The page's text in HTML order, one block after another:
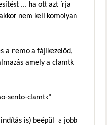
... ha ott azt írja
nem kell komolyan
a nemo a fájlkezelőd,
amely a clamtk
sento-clamtk"
is) beépül a jobb